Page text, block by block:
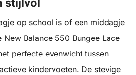
stijlvol
op school is of een middagje
New Balance 550 Bungee Lace
perfecte evenwicht tussen
kindervoeten. De stevige